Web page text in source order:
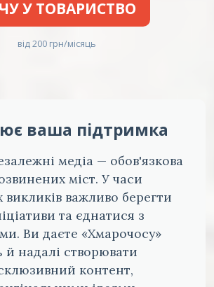
У ТОВАРИСТВО
від 200 грн/місяць
ваша підтримка
медіа — обов'язкова
міст. У часи
викликів важливо берегти
та єднатися з
Ви даєте «Хмарочосу»
й надалі створювати
контент,